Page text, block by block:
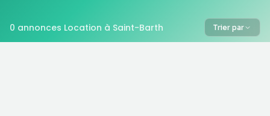
0 annonces Location à Saint-Barth Trier par